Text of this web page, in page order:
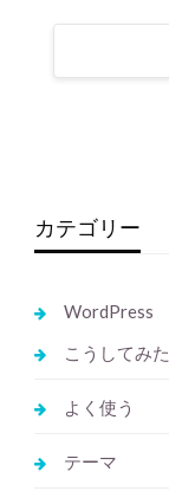
投
の
送
り
カテゴリー
WordPress
こうしてみた
よく使う
テーマ